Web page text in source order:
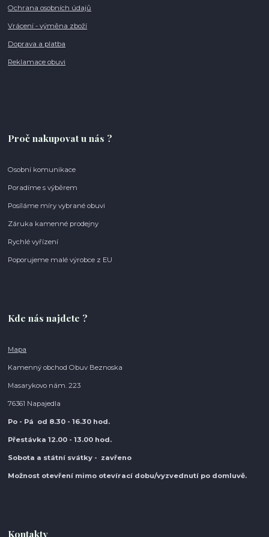
Ochrana osobních údajů
Vrácení - výměna zboží
Doprava a platba
Reklamace obuvi
Proč nakupovat u nás ?
Osobní komunikace
Poradíme s výběrem
Posíláme míry vybrané obuvi
Záruka kamenné prodejny
Rychlé vyřízení
Poporujeme malé výrobce z EU
Kde nás najdete ?
Mapa
Kamenný obchod Obuv Beznoska
Masarykovo nám. 223
76361 Napajedla
Po - Pá od 8.30 - 16.30 hod.
Přestávka 12.00 - 13.00 hod.
Sobota a státní svátky - zavřeno
Možnost otevření mimo otevírací dobu/vyzvednutí po domluvě.
Kontakty